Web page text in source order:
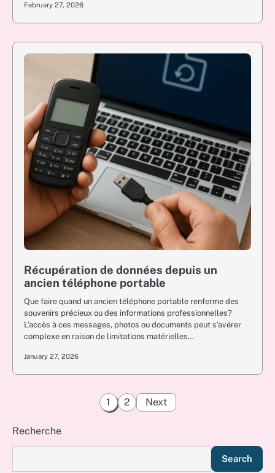
February 27, 2026
Récupération de données depuis un
ancien téléphone portable
Que faire quand un ancien téléphone portable renferme des
souvenirs précieux ou des informations professionnelles?
L’accès à ces messages, photos ou documents peut s’avérer
complexe en raison de limitations matérielles…
January 27, 2026
Posts
1 2 Next
Recherche
Search